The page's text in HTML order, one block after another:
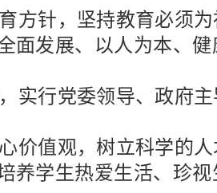
方针，坚持教育必须
面发展、以人为本、
实行党委领导、政府
价值观，树立科学的
养学生热爱生活、珍